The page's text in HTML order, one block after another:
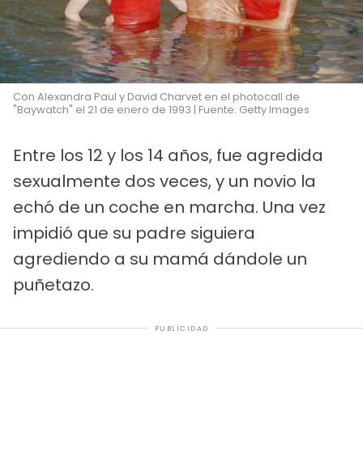
Con Alexandra Paul y David Charvet en el photocall de
"Baywatch" el 21 de enero de 1993 | Fuente: Getty Images
Entre los 12 y los 14 años, fue agredida
sexualmente dos veces, y un novio la
echó de un coche en marcha. Una vez
impidió que su padre siguiera
agrediendo a su mamá dándole un
puñetazo.
PUBLICIDAD